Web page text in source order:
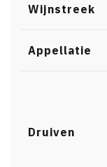
Wijnstreek
Appellatie
Druiven